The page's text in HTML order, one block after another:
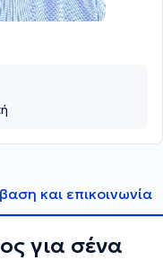
και επικοινωνία
για σένα